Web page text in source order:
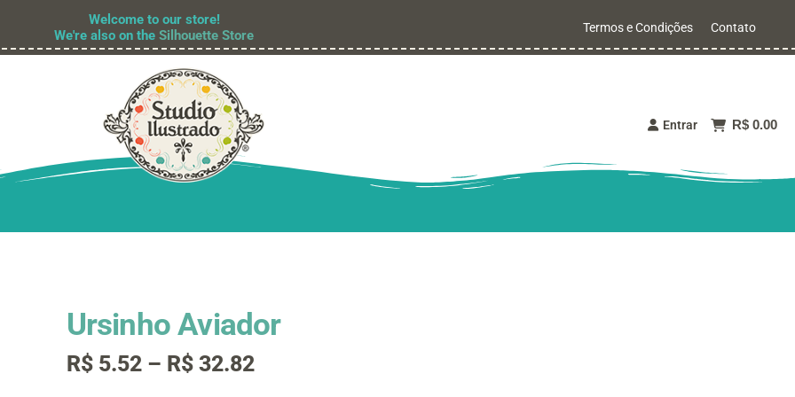
Welcome to our store!
We're also on theSilhouette Store Termos e Condições Contato
Entrar R$ 0.00
Ursinho Aviador
R$5.52 – R$32.82Faixa